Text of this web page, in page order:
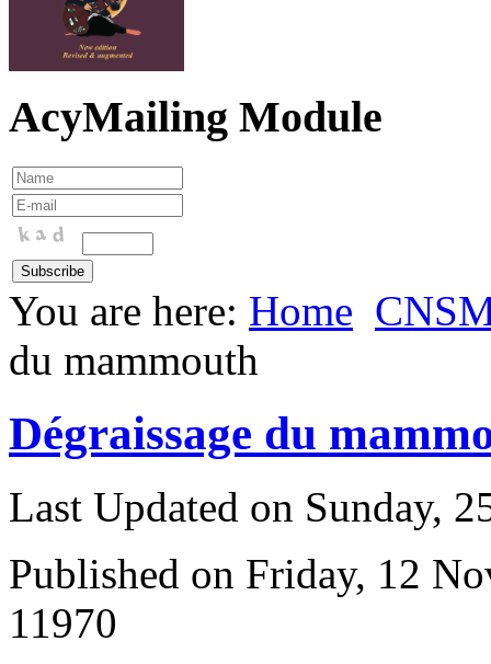
AcyMailing Module
You are here: Home
du mammouth
Dégraissage du
Last Updated on Sunday,
Published on Friday, 12
11970